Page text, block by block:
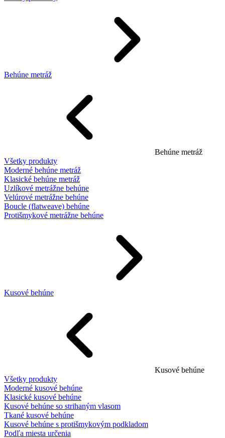
Behúne metráž
Behúne metráž
Všetky produkty
Moderné behúne metráž
Klasické behúne metráž
Uzlíkové metrážne behúne
Velúrové metrážne behúne
Boucle (flatweave) behúne
Protišmykové metrážne behúne
Kusové behúne
Kusové behúne
Všetky produkty
Moderné kusové behúne
Klasické kusové behúne
Kusové behúne so strihaným vlasom
Tkané kusové behúne
Kusové behúne s protišmykovým podkladom
Podľa miesta určenia